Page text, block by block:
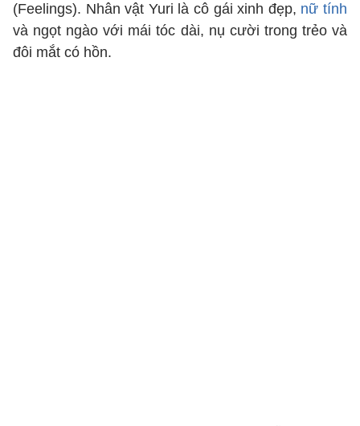
(Feelings). Nhân vật Yuri là cô gái xinh đẹp, nữ tính
và ngọt ngào với mái tóc dài, nụ cười trong trẻo và
đôi mắt có hồn.